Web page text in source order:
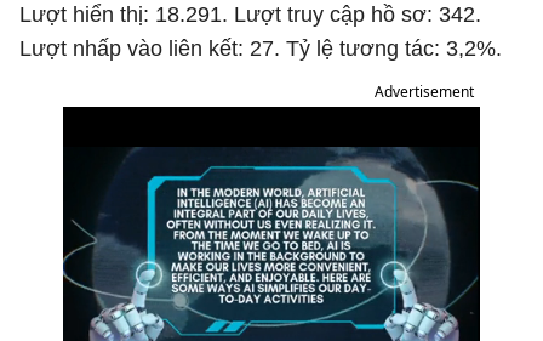
Lượt hiển thị: 18.291. Lượt truy cập hồ sơ: 342.
Lượt nhấp vào liên kết: 27. Tỷ lệ tương tác: 3,2%.
Advertisement